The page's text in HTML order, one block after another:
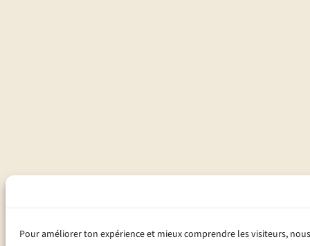
Pour améliorer ton expérience et mieux comprendre les visiteurs,